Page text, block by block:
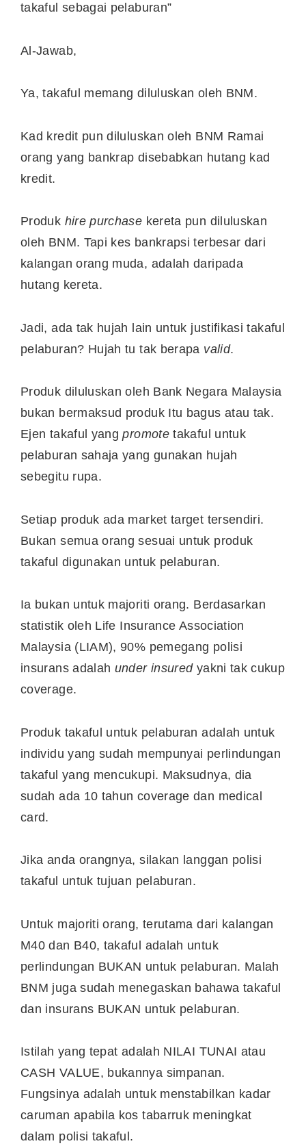
takaful sebagai pelaburan”
Al-Jawab,
Ya, takaful memang diluluskan oleh BNM.
Kad kredit pun diluluskan oleh BNM Ramai
orang yang bankrap disebabkan hutang kad
kredit.
Produk hire purchase kereta pun diluluskan
oleh BNM. Tapi kes bankrapsi terbesar dari
kalangan orang muda, adalah daripada
hutang kereta.
Jadi, ada tak hujah lain untuk justifikasi takaful
pelaburan? Hujah tu tak berapa valid.
Produk diluluskan oleh Bank Negara Malaysia
bukan bermaksud produk Itu bagus atau tak.
Ejen takaful yangpromote takaful untuk
pelaburan sahaja yang gunakan hujah
sebegitu rupa.
Setiap produk ada market target tersendiri.
Bukan semua orang sesuai untuk produk
takaful digunakan untuk pelaburan.
Ia bukan untuk majoriti orang. Berdasarkan
statistik oleh Life Insurance Association
Malaysia (LIAM), 90% pemegang polisi
insurans adalah under insuredyakni tak cukup
coverage.
Produk takaful untuk pelaburan adalah untuk
individu yang sudah mempunyai perlindungan
takaful yang mencukupi. Maksudnya, dia
sudah ada 10 tahun coverage dan medical
card.
Jika anda orangnya, silakan langgan polisi
takaful untuk tujuan pelaburan.
Untuk majoriti orang, terutama dari kalangan
M40 dan B40, takaful adalah untuk
perlindungan BUKAN untuk pelaburan. Malah
BNM juga sudah menegaskan bahawa takaful
dan insurans BUKAN untuk pelaburan.
Istilah yang tepat adalah NILAI TUNAI atau
CASH VALUE, bukannya simpanan.
Fungsinya adalah untuk menstabilkan kadar
caruman apabila kos tabarruk meningkat
dalam polisi takaful.